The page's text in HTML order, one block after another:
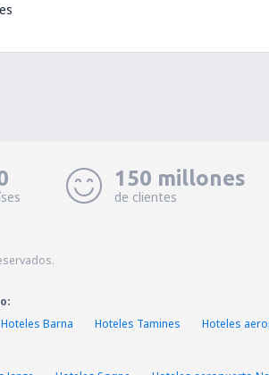
150 millones
de clientes
Hoteles Barna Hoteles Tamines
Hoteles